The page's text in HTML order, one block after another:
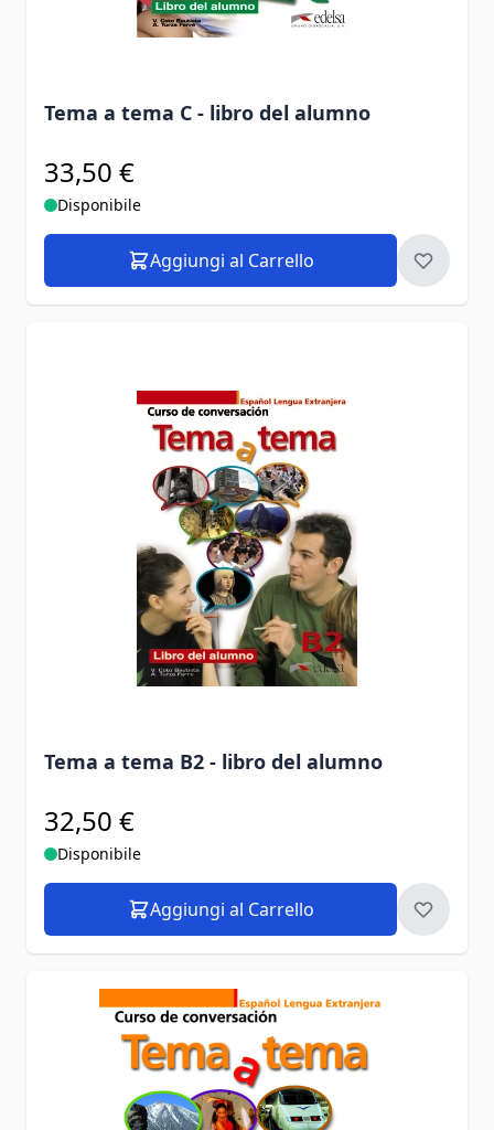
Tema a tema C - libro del alumno
33,50 €
Disponibile
Aggiungi al Carrello
Tema a tema B2 - libro del alumno
32,50 €
Disponibile
Aggiungi al Carrello